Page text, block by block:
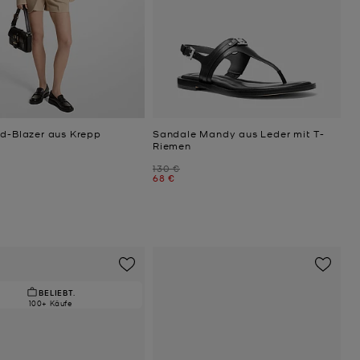
Blazer aus Krepp
Sandale Mandy aus Leder mit T-
Riemen
Zuvor
130 €
Jetzt
68 €
BELIEBT.
100+ Käufe